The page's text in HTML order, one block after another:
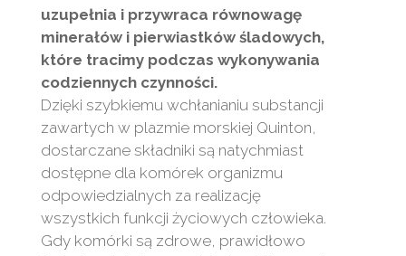
uzupełnia i przywraca równowagę
minerałów i pierwiastków śladowych,
które tracimy podczas wykonywania
codziennych czynności.
Dzięki szybkiemu wchłanianiu substancji
zawartych w plazmie morskiej Quinton,
dostarczane składniki są natychmiast
dostępne dla komórek organizmu
odpowiedzialnych za realizację
wszystkich funkcji życiowych człowieka.
Gdy komórki są zdrowe, prawidłowo